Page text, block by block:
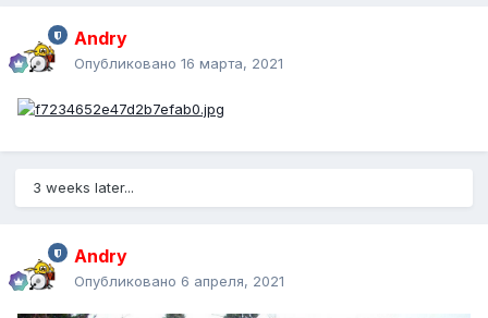
Andry
Опубликовано 16 марта, 2021
3 weeks later...
Andry
Опубликовано 6 апреля, 2021